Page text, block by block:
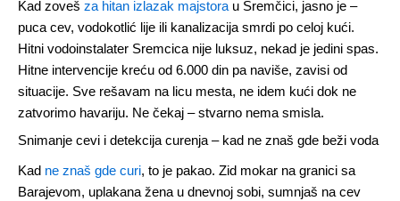
Kad zoveš za hitan izlazak majstorau Sremčici, jasno je –
puca cev, vodokotlić lije ili kanalizacija smrdi po celoj kući.
Hitni vodoinstalater Sremcica nije luksuz, nekad je jedini spas.
Hitne intervencije kreću od 6.000 din pa naviše, zavisi od
situacije. Sve rešavam na licu mesta, ne idem kući dok ne
zatvorimo havariju. Ne čekaj – stvarno nema smisla.
Snimanje cevi i detekcija curenja – kad ne znaš gde beži voda
Kad ne znaš gde curi, to je pakao. Zid mokar na granici sa
Barajevom, uplakana žena u dnevnoj sobi, sumnjaš na cev